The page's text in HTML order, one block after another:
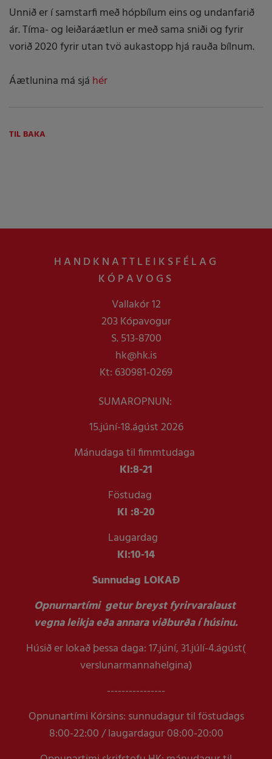
Unnið er í samstarfi með hópbílum eins og undanfarið
ár. Tíma- og leiðaráætlun er með sama sniði og fyrir
vorið 2020 fyrir utan tvö aukastopp hjá rauða bílnum.
Áætlunina má sjá hér
TIL BAKA
HANDKNATTLEIKSFÉLAG
KÓPAVOGS
Vallakór 12
203 Kópavogur
S. 513-8700
hk@hk.is
Kt: 630981-0269
SUMAROPNUN:
15.júní-18.ágúst 2026
Mánudaga til fimmtudaga
Kl:8-21
Föstudag
Kl :8-20
Laugardag
Kl:10-14
Sunnudag LOKAÐ
Opnurnartími getur breyst fyrirvaralaust
vegna leikja eða annara viðburða í húsinu.
Húsið er lokað þessa daga: 17.júní, 31.júlí-4.ágúst(
verslunarmannahelgina)
----------------
Opnunartími Kórsins: sunnudagur til föstudags
8:00-22:00 / laugardagur 08:00-20:00